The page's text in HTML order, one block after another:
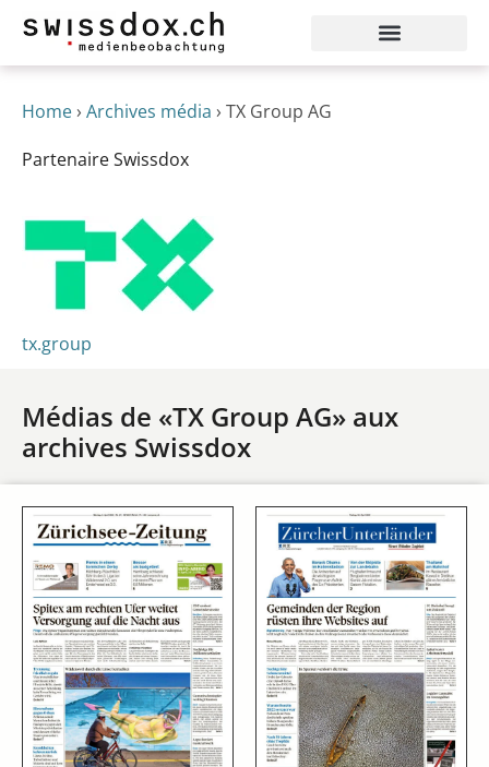
Home› Archives média › TX Group AG
Partenaire Swissdox
tx.group
Médias de «TX Group AG» aux
archives Swissdox